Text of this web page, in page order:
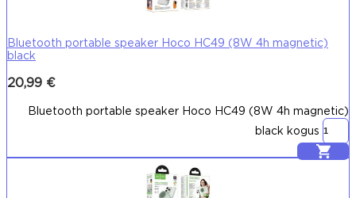
Bluetooth portable speaker Hoco HC49 (8W 4h magnetic)
black
20,99 €
Bluetooth portable speaker Hoco HC49 (8W 4h magnetic)
black kogus
Lisa korvi